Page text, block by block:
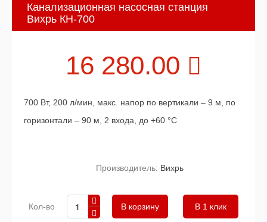
Канализационная насосная станция
Вихрь КН-700
16 280.00
700 Вт, 200 л/мин, макс. напор по вертикали – 9 м, по
горизонтали – 90 м, 2 входа, до +60 °С
Производитель: Вихрь
Кол-во В 1 клик